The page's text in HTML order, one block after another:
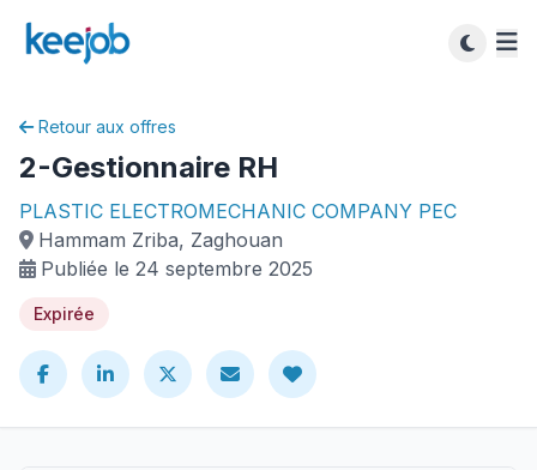
Retour aux offres
2-Gestionnaire RH
PLASTIC ELECTROMECHANIC COMPANY PEC
Hammam Zriba, Zaghouan
Publiée le 24 septembre 2025
Expirée